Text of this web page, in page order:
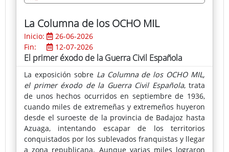
La Columna de los OCHO MIL
Inicio:
26-06-2026
Fin:
12-07-2026
El primer éxodo de la Guerra Civil Española
La exposición sobre La Columna de los OCHO MIL,
el primer éxodo de la Guerra Civil Española, trata
de unos hechos ocurridos en septiembre de 1936,
cuando miles de extremeñas y extremeños huyeron
desde el suroeste de la provincia de Badajoz hasta
Azuaga, intentando escapar de los territorios
conquistados por los sublevados franquistas y llegar
a zona republicana. Aunque varias miles lograron